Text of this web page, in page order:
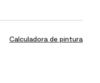
Calculadora de pintura